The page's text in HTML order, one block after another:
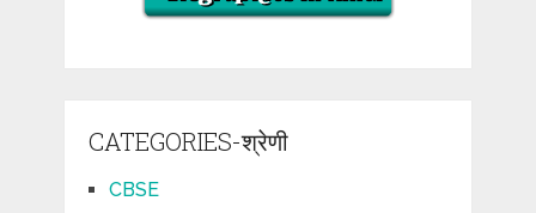
CATEGORIES-श्रेणी
CBSE